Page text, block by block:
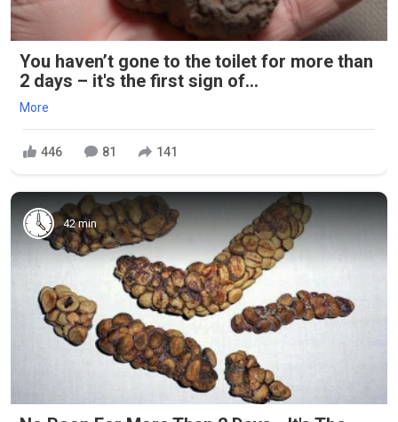
You haven’t gone to the toilet for more than
2 days – it's the first sign of...
More
446 81 141
42 min